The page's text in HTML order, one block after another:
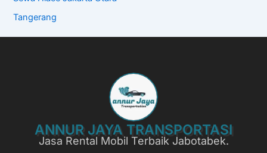
Tangerang
ANNUR JAYA TRANSPORTASI
Jasa Rental Mobil Terbaik Jabotabek.